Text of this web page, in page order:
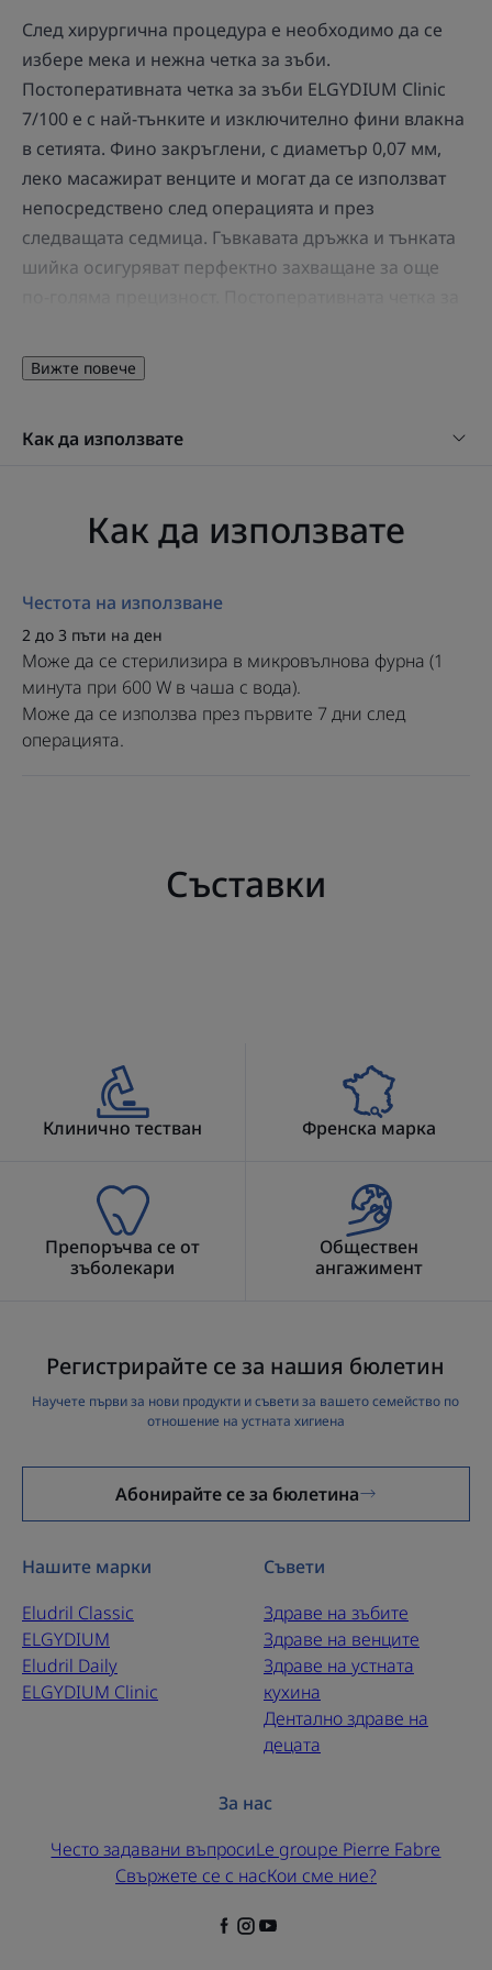
След хирургична процедура е необходимо да се
избере мека и нежна четка за зъби.
Постоперативната четка за зъби ELGYDIUM Clinic
7/100 е с най-тънките и изключително фини влакна
в сетията. Фино закръглени, с диаметър 0,07 мм,
леко масажират венците и могат да се използват
непосредствено след операцията и през
следващата седмица. Гъвкавата дръжка и тънката
шийка осигуряват перфектно захващане за още
към възстановяващата се лигавица на устната
кухина и може да се стерилизира в микровълнова
Постоперативна четка за зъби ELGYDIUM Clinic 7/100
с много фини влакна, подходяща за увредена устна
Ползи
• НЕЖНА: изключително меки, фино заоблени влакна
с размер 0,01 мм, подходящи за постоперативна
четка за зъби.
главата на четктака се потапя в чаша с вода.
* Feuillolay C. et al. Decontamination/sterilisation of toothbrushes:
additional study on ELGYDIUM Clinic® brushes CLINIC 2015. 36. 481-486
Вижте повече
Как да използвате
Как да използвате
Честота на използване
2 до 3 пъти на ден
Може да се стерилизира в микровълнова фурна (1
минута при 600 W в чаша с вода).
Може да се използва през първите 7 дни след
операцията.
Съставки
Клинично тестван Френска марка
Препоръчва се от
зъболекари
Обществен
ангажимент
Регистрирайте се за нашия бюлетин
Научете първи за нови продукти и съвети за вашето семейство по
отношение на устната хигиена
Абонирайте се за бюлетина
Нашите марки
Eludril Classic
ELGYDIUM
Eludril Daily
ELGYDIUM Clinic
Съвети
Здраве на зъбите
Здраве на венците
Здраве на устната
кухина
Дентално здраве на
децата
За нас
Често задавани въпросиLe groupe Pierre Fabre
Свържете се с насКои сме ние?